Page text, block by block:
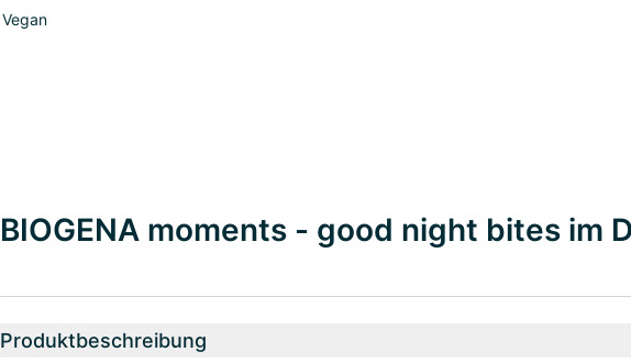
Vegan
BIOGENA moments - good night bites im
Produktbeschreibung